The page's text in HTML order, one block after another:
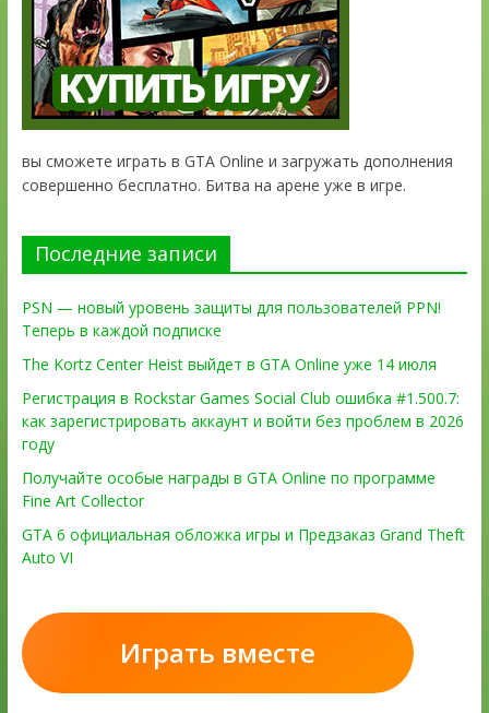
вы сможете играть в GTA Online и загружать дополнения
совершенно бесплатно. Битва на арене уже в игре.
Последние записи
PSN — новый уровень защиты для пользователей PPN!
Теперь в каждой подписке
The Kortz Center Heist выйдет в GTA Online уже 14 июля
Регистрация в Rockstar Games Social Club ошибка #1.500.7:
как зарегистрировать аккаунт и войти без проблем в 2026
году
Получайте особые награды в GTA Online по программе
Fine Art Collector
GTA 6 официальная обложка игры и Предзаказ Grand Theft
Auto VI
Играть вместе